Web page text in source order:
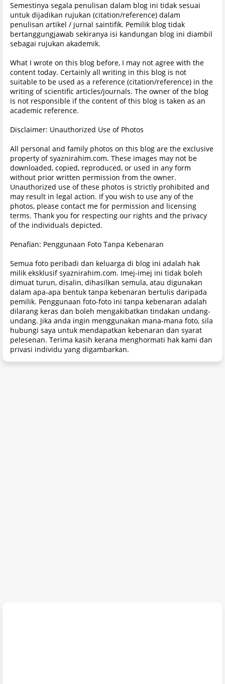
Semestinya segala penulisan dalam blog ini tidak sesuai
untuk dijadikan rujukan (citation/reference) dalam
penulisan artikel / jurnal saintifik. Pemilik blog tidak
bertanggungjawab sekiranya isi kandungan blog ini diambil
sebagai rujukan akademik.
What I wrote on this blog before, I may not agree with the
content today. Certainly all writing in this blog is not
suitable to be used as a reference (citation/reference) in the
writing of scientific articles/journals. The owner of the blog
is not responsible if the content of this blog is taken as an
academic reference.
Disclaimer: Unauthorized Use of Photos
All personal and family photos on this blog are the exclusive
property of syaznirahim.com. These images may not be
downloaded, copied, reproduced, or used in any form
without prior written permission from the owner.
Unauthorized use of these photos is strictly prohibited and
may result in legal action. If you wish to use any of the
photos, please contact me for permission and licensing
terms. Thank you for respecting our rights and the privacy
of the individuals depicted.
Penafian: Penggunaan Foto Tanpa Kebenaran
Semua foto peribadi dan keluarga di blog ini adalah hak
milik eksklusif syaznirahim.com. Imej-imej ini tidak boleh
dimuat turun, disalin, dihasilkan semula, atau digunakan
dalam apa-apa bentuk tanpa kebenaran bertulis daripada
pemilik. Penggunaan foto-foto ini tanpa kebenaran adalah
dilarang keras dan boleh mengakibatkan tindakan undang-
undang. Jika anda ingin menggunakan mana-mana foto, sila
hubungi saya untuk mendapatkan kebenaran dan syarat
pelesenan. Terima kasih kerana menghormati hak kami dan
privasi individu yang digambarkan.